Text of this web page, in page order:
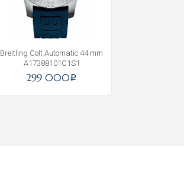
Breitling Colt Automatic 44 mm
A17388101C1S1
299 000i